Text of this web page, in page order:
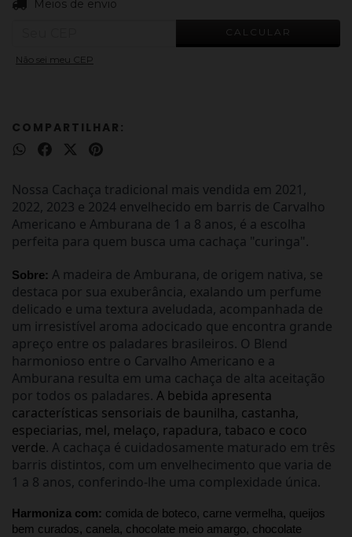
Entregas para o CEP:
Meios de envio
CALCULAR
Não sei meu CEP
COMPARTILHAR:
Nossa Cachaça tradicional mais vendida em 2021,
2022, 2023 e 2024 envelhecido em barris de Carvalho
Americano e Amburana de 1 a 8 anos, é a escolha
perfeita para quem busca uma cachaça "curinga".
Sobre: A madeira de Amburana, de origem nativa, se
destaca por sua exuberância, exalando um perfume
delicado e uma textura aveludada, acompanhada de
um irresistível aroma adocicado que encontra grande
apreço entre os paladares brasileiros. O Blend
harmonioso entre o Carvalho Americano e a
Amburana resulta em uma cachaça de alta aceitação
por todos os paladares. A bebida apresenta
características sensoriais de baunilha, castanha,
especiarias, mel, melaço, rapadura, tabaco e coco
verde. A cachaça é cuidadosamente maturado em três
barris distintos, com um envelhecimento que varia de
1 a 8 anos, conferindo-lhe uma complexidade única.
Harmoniza com: comida de boteco, carne vermelha, queijos
bem curados, canela, chocolate meio amargo, chocolate